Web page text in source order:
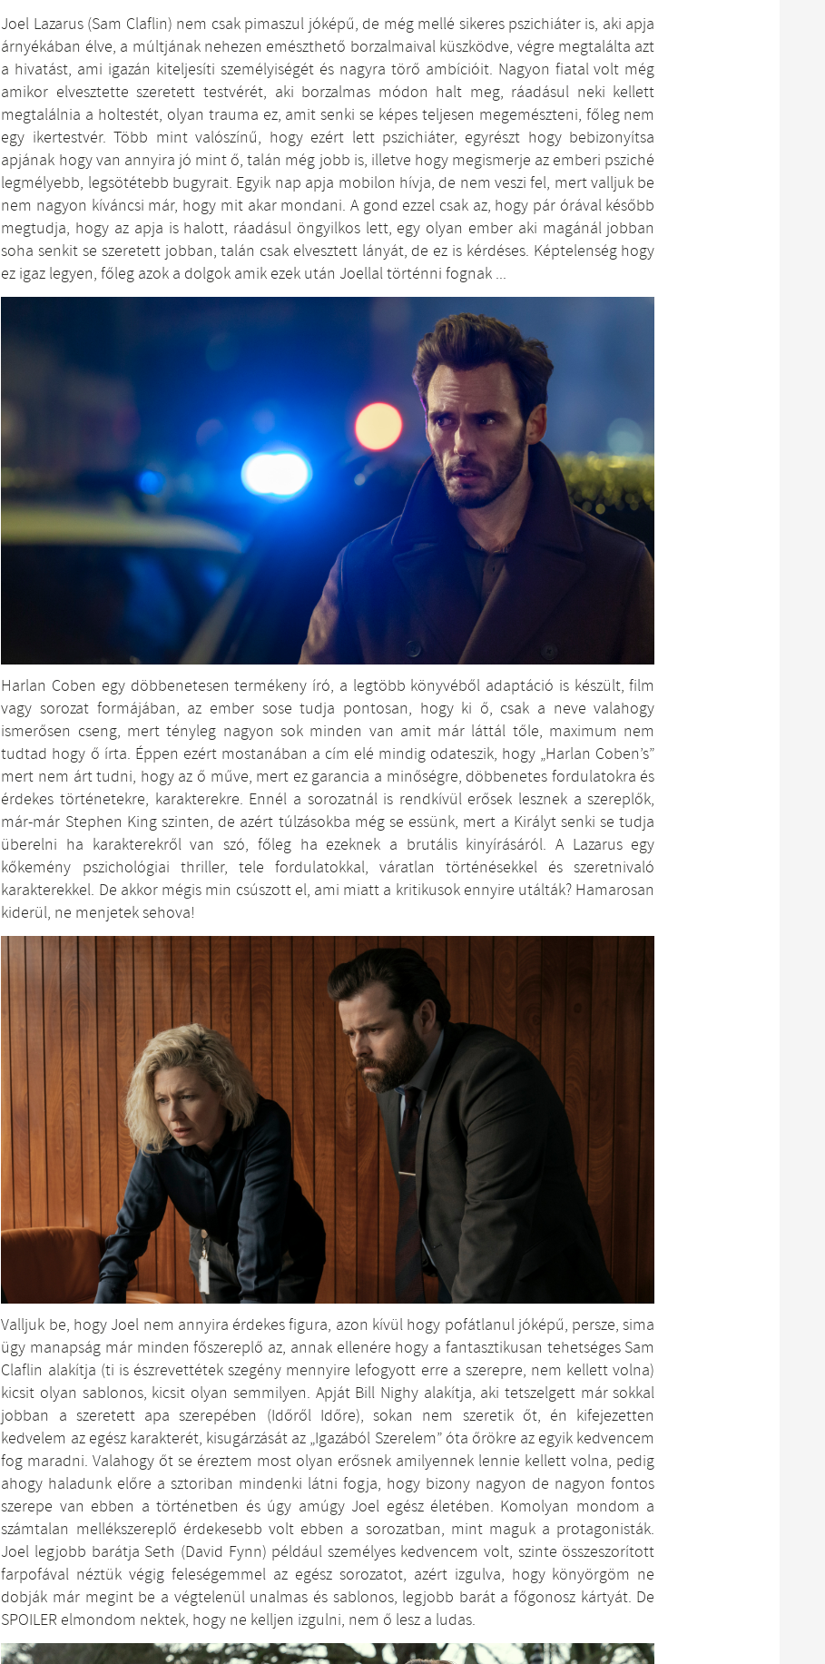
Joel Lazarus (Sam Claflin) nem csak pimaszul jóképű, de még mellé sikeres pszichiáter is, aki apja
árnyékában élve, a múltjának nehezen emészthető borzalmaival küszködve, végre megtalálta azt
a hivatást, ami igazán kiteljesíti személyiségét és nagyra törő ambícióit. Nagyon fiatal volt még
amikor elvesztette szeretett testvérét, aki borzalmas módon halt meg, ráadásul neki kellett
megtalálnia a holtestét, olyan trauma ez, amit senki se képes teljesen megemészteni, főleg nem
egy ikertestvér. Több mint valószínű, hogy ezért lett pszichiáter, egyrészt hogy bebizonyítsa
apjának hogy van annyira jó mint ő, talán még jobb is, illetve hogy megismerje az emberi psziché
legmélyebb, legsötétebb bugyrait. Egyik nap apja mobilon hívja, de nem veszi fel, mert valljuk be
nem nagyon kíváncsi már, hogy mit akar mondani. A gond ezzel csak az, hogy pár órával később
megtudja, hogy az apja is halott, ráadásul öngyilkos lett, egy olyan ember aki magánál jobban
soha senkit se szeretett jobban, talán csak elvesztett lányát, de ez is kérdéses. Képtelenség hogy
ez igaz legyen, főleg azok a dolgok amik ezek után Joellal történni fognak ...
Harlan Coben egy döbbenetesen termékeny író, a legtöbb könyvéből adaptáció is készült, film
vagy sorozat formájában, az ember sose tudja pontosan, hogy ki ő, csak a neve valahogy
ismerősen cseng, mert tényleg nagyon sok minden van amit már láttál tőle, maximum nem
tudtad hogy ő írta. Éppen ezért mostanában a cím elé mindig odateszik, hogy „Harlan Coben’s”
mert nem árt tudni, hogy az ő műve, mert ez garancia a minőségre, döbbenetes fordulatokra és
érdekes történetekre, karakterekre. Ennél a sorozatnál is rendkívül erősek lesznek a szereplők,
már-már Stephen King szinten, de azért túlzásokba még se essünk, mert a Királyt senki se tudja
überelni ha karakterekről van szó, főleg ha ezeknek a brutális kinyírásáról. A Lazarus egy
kőkemény pszichológiai thriller, tele fordulatokkal, váratlan történésekkel és szeretnivaló
karakterekkel. De akkor mégis min csúszott el, ami miatt a kritikusok ennyire utálták? Hamarosan
kiderül, ne menjetek sehova!
Valljuk be, hogy Joel nem annyira érdekes figura, azon kívül hogy pofátlanul jóképű, persze, sima
ügy manapság már minden főszereplő az, annak ellenére hogy a fantasztikusan tehetséges Sam
Claflin alakítja (ti is észrevettétek szegény mennyire lefogyott erre a szerepre, nem kellett volna)
kicsit olyan sablonos, kicsit olyan semmilyen. Apját Bill Nighy alakítja, aki tetszelgett már sokkal
jobban a szeretett apa szerepében (Időről Időre), sokan nem szeretik őt, én kifejezetten
kedvelem az egész karakterét, kisugárzását az „Igazából Szerelem” óta őrökre az egyik kedvencem
fog maradni. Valahogy őt se éreztem most olyan erősnek amilyennek lennie kellett volna, pedig
ahogy haladunk előre a sztoriban mindenki látni fogja, hogy bizony nagyon de nagyon fontos
szerepe van ebben a történetben és úgy amúgy Joel egész életében. Komolyan mondom a
számtalan mellékszereplő érdekesebb volt ebben a sorozatban, mint maguk a protagonisták.
Joel legjobb barátja Seth (David Fynn) például személyes kedvencem volt, szinte összeszorított
farpofával néztük végig feleségemmel az egész sorozatot, azért izgulva, hogy könyörgöm ne
dobják már megint be a végtelenül unalmas és sablonos, legjobb barát a főgonosz kártyát. De
SPOILER elmondom nektek, hogy ne kelljen izgulni, nem ő lesz a ludas.